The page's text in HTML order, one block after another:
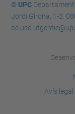
© UPCDepartament
Jordi Girona, 1-3.
Avís legal